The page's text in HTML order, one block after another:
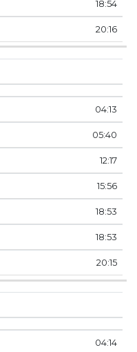
18:54
20:16
04:13
05:40
12:17
15:56
18:53
18:53
20:15
04:14